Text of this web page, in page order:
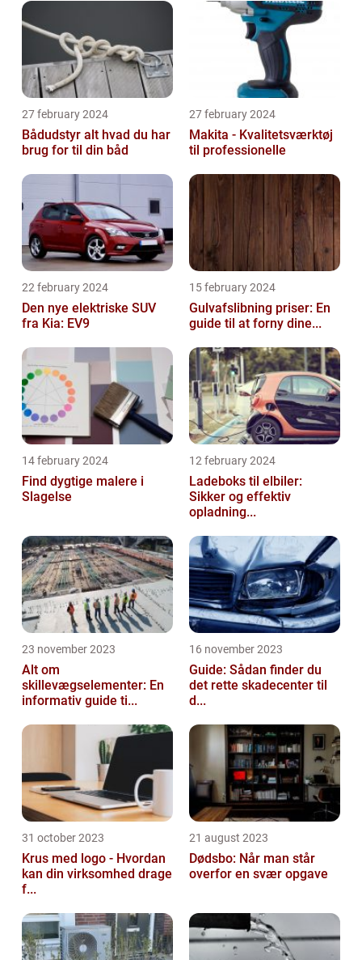
27 february 2024
Bådudstyr alt hvad du har
brug for til din båd
27 february 2024
Makita - Kvalitetsværktøj
til professionelle
22 february 2024
Den nye elektriske SUV
fra Kia: EV9
15 february 2024
Gulvafslibning priser: En
guide til at forny dine...
14 february 2024
Find dygtige malere i
Slagelse
12 february 2024
Ladeboks til elbiler:
Sikker og effektiv
opladning...
23 november 2023
Alt om
skillevægselementer: En
informativ guide ti...
16 november 2023
Guide: Sådan finder du
det rette skadecenter til
d...
31 october 2023
Krus med logo - Hvordan
kan din virksomhed drage
f...
21 august 2023
Dødsbo: Når man står
overfor en svær opgave